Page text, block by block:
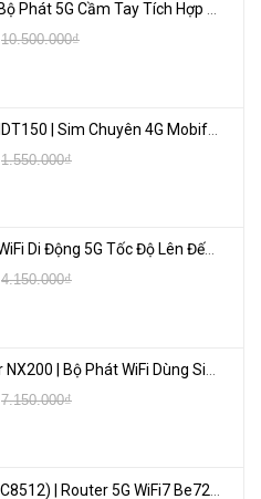
ZTE U60 Pro | Bộ Phát 5G Cầm Tay Tích Hợp Công Nghệ WiFi 7, Pin 10000mAh
10.500.000₫
1.550.000₫
ZTE U30 Pro | WiFi Di Động 5G Tốc Độ Lên Đến 500Mbps, Màn Hình Cảm Ứng
4.150.000₫
7.150.000₫